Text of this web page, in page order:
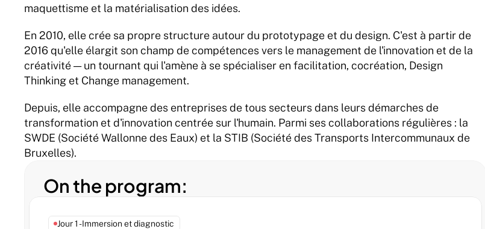
maquettisme et la matérialisation des idées.
En 2010, elle crée sa propre structure autour du prototypage et du design. C'est à partir de
2016 qu'elle élargit son champ de compétences vers le management de l'innovation et de la
créativité — un tournant qui l'amène à se spécialiser en facilitation, cocréation, Design
Thinking et Change management.
Depuis, elle accompagne des entreprises de tous secteurs dans leurs démarches de
transformation et d'innovation centrée sur l'humain. Parmi ses collaborations régulières : la
SWDE (Société Wallonne des Eaux) et la STIB (Société des Transports Intercommunaux de
Bruxelles).
On the program:
Jour 1 - Immersion et diagnostic